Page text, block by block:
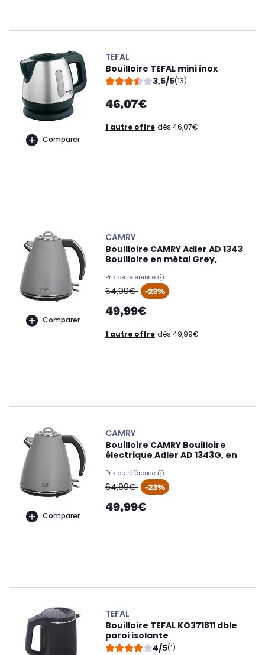
Comparer
TEFAL
Bouilloire TEFAL mini inox
3,5/5(13)
46,07€
1 autre offre dès 46,07€
Comparer
CAMRY
Bouilloire CAMRY Adler AD 1343
Bouilloire en métal Grey,
Prix de référence
oldPrice
64,99€ -23%
49,99€
1 autre offre dès 49,99€
Comparer
CAMRY
Bouilloire CAMRY Bouilloire
électrique Adler AD 1343G, en
Prix de référence
oldPrice
64,99€ -23%
49,99€
TEFAL
Bouilloire TEFAL KO371811 dble
paroi isolante
4/5(1)